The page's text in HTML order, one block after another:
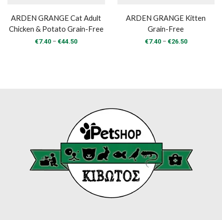
ARDEN GRANGE Cat Adult
Chicken & Potato Grain-Free
€7.40 – €44.50Price
ARDEN GRANGE Kitten
Grain-Free
€7.40 – €26.50Price